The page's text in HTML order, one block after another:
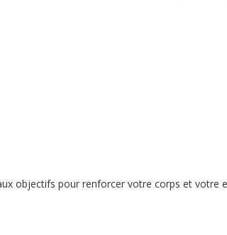
objectifs pour renforcer votre corps et votre